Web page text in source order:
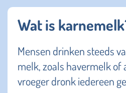
Wat is
Mensen drinken steeds
melk, zoals havermelk
vroeger dronk iedereen